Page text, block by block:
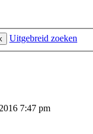
Uitgebreid zoeken
7:47 pm